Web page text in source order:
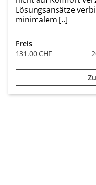
Lösungsansätze
minimalem [..]
Preis
131.00 CHF